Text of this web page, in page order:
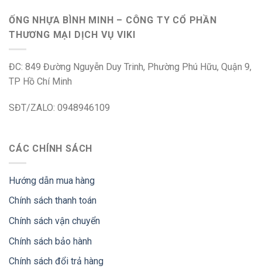
ỐNG NHỰA BÌNH MINH – CÔNG TY CỔ PHẦN
THƯƠNG MẠI DỊCH VỤ VIKI
ĐC: 849 Đường Nguyễn Duy Trinh, Phường Phú Hữu, Quận 9,
TP Hồ Chí Minh
SĐT/ZALO: 0948946109
CÁC CHÍNH SÁCH
Hướng dẫn mua hàng
Chính sách thanh toán
Chính sách vận chuyển
Chính sách bảo hành
Chính sách đổi trả hàng